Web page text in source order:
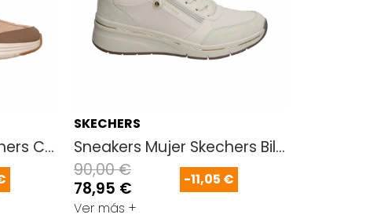
Contour Foam - Cozy Fit Leop Marron
SKECHERS
Sneakers Mujer Skechers Billion Flex -
90,00 €
78,95 €
-11,05 €
Ver más +